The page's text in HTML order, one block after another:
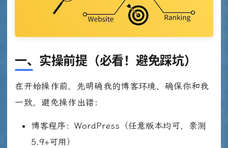
一、实操前提（必看！避免踩坑）
在开始操作前，先明确我的博客环境，确保你和我
一致，避免操作出错：
博客程序：WordPress（任意版本均可，亲测
5.9+可用）